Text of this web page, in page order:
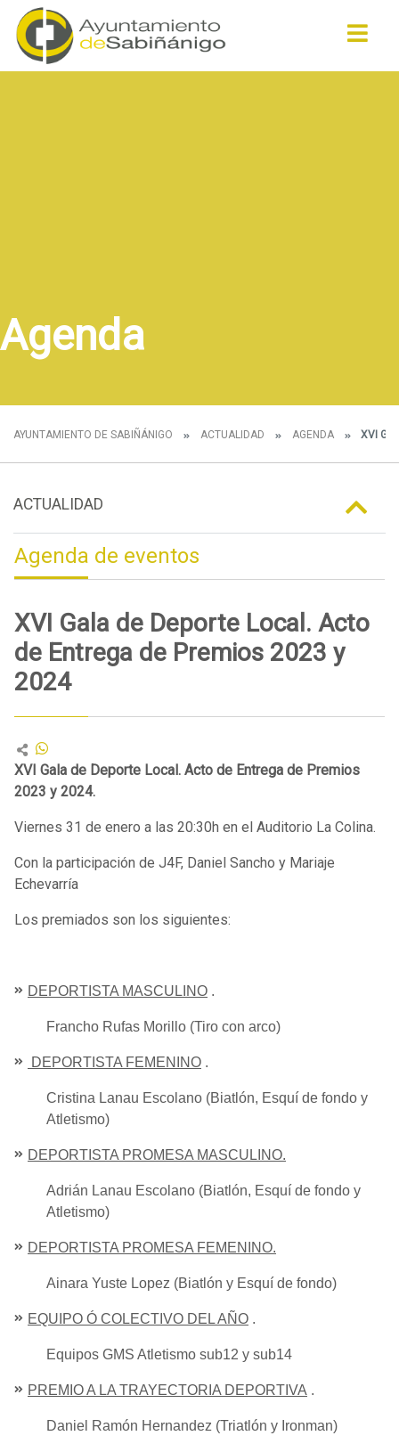
Agenda
AYUNTAMIENTO DE SABIÑÁNIGO ACTUALIDAD AGENDA XVI
ACTUALIDAD
Agenda de eventos
XVI Gala de Deporte Local. Acto
de Entrega de Premios 2023 y
2024
XVI Gala de Deporte Local. Acto de Entrega de Premios
2023 y 2024.
Viernes 31 de enero a las 20:30h en el Auditorio La Colina.
Con la participación de J4F, Daniel Sancho y Mariaje
Echevarría
Los premiados son los siguientes:
DEPORTISTA MASCULINO .
Francho Rufas Morillo (Tiro con arco)
DEPORTISTA FEMENINO .
Cristina Lanau Escolano (Biatlón, Esquí de fondo y
Atletismo)
DEPORTISTA PROMESA MASCULINO.
Adrián Lanau Escolano (Biatlón, Esquí de fondo y
Atletismo)
DEPORTISTA PROMESA FEMENINO.
Ainara Yuste Lopez (Biatlón y Esquí de fondo)
EQUIPO Ó COLECTIVO DEL AÑO .
Equipos GMS Atletismo sub12 y sub14
PREMIO A LA TRAYECTORIA DEPORTIVA .
Daniel Ramón Hernandez (Triatlón y Ironman)